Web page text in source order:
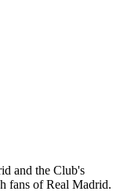
and the Club's
fans of Real Madrid.